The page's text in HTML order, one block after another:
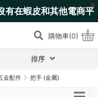
有在蝦皮和其他電商平
購物車(0)
排序
金配件 把手 (金屬)